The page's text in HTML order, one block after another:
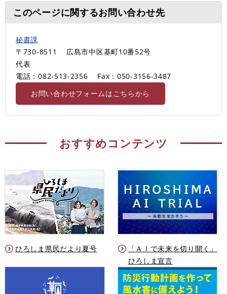
このページに関するお問い合わせ先
秘書課
〒730-8511
広島市中区基町10番52号
代表
電話：082-513-2356
Fax：050-3156-3487
お問い合わせフォームはこちらから
おすすめコンテンツ
ひろしま県民だより夏号
「ＡＩで未来を切り開く」
ひろしま宣言